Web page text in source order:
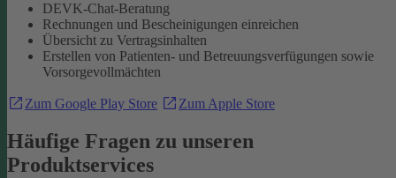
DEVK-Chat-Beratung
Rechnungen und Bescheinigungen einreichen
Übersicht zu Vertragsinhalten
Erstellen von Patienten- und Betreuungsverfügungen sowie
Vorsorgevollmächten
Zum Google Play Store Zum Apple Store
Häufige Fragen zu unseren
Produktservices